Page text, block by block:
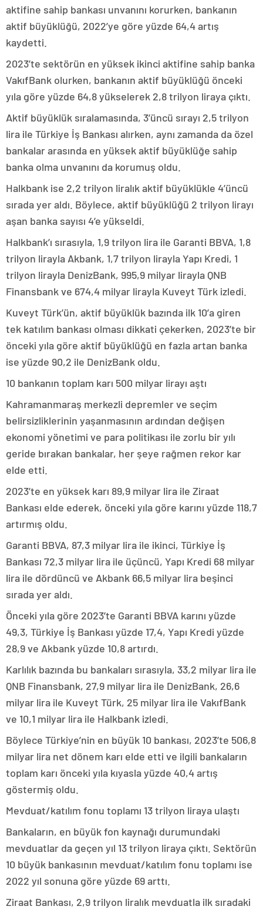
aktifine sahip bankası unvanını korurken, bankanın
aktif büyüklüğü, 2022’ye göre yüzde 64,4 artış
kaydetti.
2023’te sektörün en yüksek ikinci aktifine sahip banka
VakıfBank olurken, bankanın aktif büyüklüğü önceki
yıla göre yüzde 64,8 yükselerek 2,8 trilyon liraya çıktı.
Aktif büyüklük sıralamasında, 3’üncü sırayı 2,5 trilyon
lira ile Türkiye İş Bankası alırken, aynı zamanda da özel
bankalar arasında en yüksek aktif büyüklüğe sahip
banka olma unvanını da korumuş oldu.
Halkbank ise 2,2 trilyon liralık aktif büyüklükle 4’üncü
sırada yer aldı. Böylece, aktif büyüklüğü 2 trilyon lirayı
aşan banka sayısı 4’e yükseldi.
Halkbank’ı sırasıyla, 1,9 trilyon lira ile Garanti BBVA, 1,8
trilyon lirayla Akbank, 1,7 trilyon lirayla Yapı Kredi, 1
trilyon lirayla DenizBank, 995,9 milyar lirayla QNB
Finansbank ve 674,4 milyar lirayla Kuveyt Türk izledi.
Kuveyt Türk’ün, aktif büyüklük bazında ilk 10’a giren
tek katılım bankası olması dikkati çekerken, 2023’te bir
önceki yıla göre aktif büyüklüğü en fazla artan banka
ise yüzde 90,2 ile DenizBank oldu.
10 bankanın toplam karı 500 milyar lirayı aştı
Kahramanmaraş merkezli depremler ve seçim
belirsizliklerinin yaşanmasının ardından değişen
ekonomi yönetimi ve para politikası ile zorlu bir yılı
geride bırakan bankalar, her şeye rağmen rekor kar
elde etti.
2023’te en yüksek karı 89,9 milyar lira ile Ziraat
Bankası elde ederek, önceki yıla göre karını yüzde 118,7
artırmış oldu.
Garanti BBVA, 87,3 milyar lira ile ikinci, Türkiye İş
Bankası 72,3 milyar lira ile üçüncü, Yapı Kredi 68 milyar
lira ile dördüncü ve Akbank 66,5 milyar lira beşinci
sırada yer aldı.
Önceki yıla göre 2023’te Garanti BBVA karını yüzde
49,3, Türkiye İş Bankası yüzde 17,4, Yapı Kredi yüzde
28,9 ve Akbank yüzde 10,8 artırdı.
Karlılık bazında bu bankaları sırasıyla, 33,2 milyar lira ile
QNB Finansbank, 27,9 milyar lira ile DenizBank, 26,6
milyar lira ile Kuveyt Türk, 25 milyar lira ile VakıfBank
ve 10,1 milyar lira ile Halkbank izledi.
Böylece Türkiye’nin en büyük 10 bankası, 2023’te 506,8
milyar lira net dönem karı elde etti ve ilgili bankaların
toplam karı önceki yıla kıyasla yüzde 40,4 artış
göstermiş oldu.
Mevduat/katılım fonu toplamı 13 trilyon liraya ulaştı
Bankaların, en büyük fon kaynağı durumundaki
mevduatlar da geçen yıl 13 trilyon liraya çıktı. Sektörün
10 büyük bankasının mevduat/katılım fonu toplamı ise
2022 yıl sonuna göre yüzde 69 arttı.
Ziraat Bankası, 2,9 trilyon liralık mevduatla ilk sıradaki